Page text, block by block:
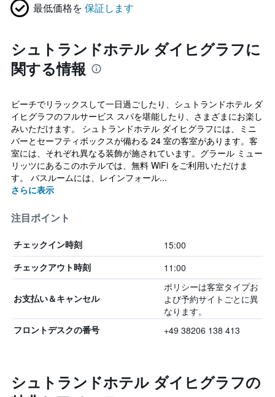
最低価格を 保証します
シュトランドホテル ダイヒグラフに
関する情報
ビーチでリラックスして一日過ごしたり、シュトランドホテル ダ
イヒグラフのフルサービス スパを堪能したり、さまざまにお楽し
みいただけます。 シュトランドホテル ダイヒグラフには、ミニ
バーとセーフティボックスが備わる 24 室の客室があります。客
室には、それぞれ異なる装飾が施されています。グラール ミュー
リッツにあるこのホテルでは、無料 WiFi をご利用いただけま
す。 バスルームには、レインフォール...
さらに表示
注目ポイント
チェックイン時刻 15:00
チェックアウト時刻 11:00
お支払い＆キャンセル
ポリシーは客室タイプお
よび予約サイトごとに異
なります。
フロントデスクの番号 +49 38206 138 413
シュトランドホテル ダイヒグラフの